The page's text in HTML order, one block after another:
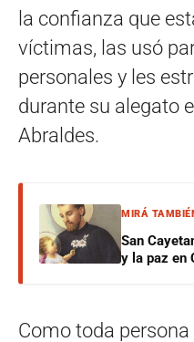
la confianza que
víctimas, las usó
personales y les
durante su alegato
Abraldes.
MIRÁ
San
y la paz en
Como toda